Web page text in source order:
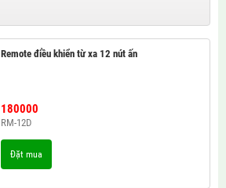
Remote điều khiển từ xa 12 nút ấn
180000
RM-12D
Đặt mua